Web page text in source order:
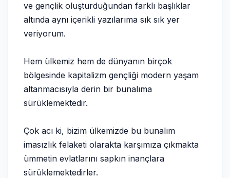
ve gençlik oluşturduğundan farklı başlıklar
altında aynı içerikli yazılarıma sık sık yer
veriyorum.
Hem ülkemiz hem de dünyanın birçok
bölgesinde kapitalizm gençliği modern yaşam
altanmacısıyla derin bir bunalıma
sürüklemektedir.
Çok acı ki, bizim ülkemizde bu bunalım
imasızlık felaketi olarakta karşımıza çıkmakta
ümmetin evlatlarını sapkın inançlara
sürüklemektedirler.